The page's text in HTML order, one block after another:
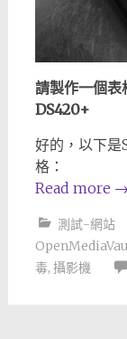
請製作一個
DS420+
好的，以下
格：
Read more →
測試-網站
毒, 攝影機